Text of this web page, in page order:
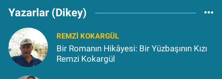
Yazarlar (Dikey)
REMZI KOKARGÜL
Bir Romanın Hikâyesi: Bir Yüzbaşının Kızı
Remzi Kokargül